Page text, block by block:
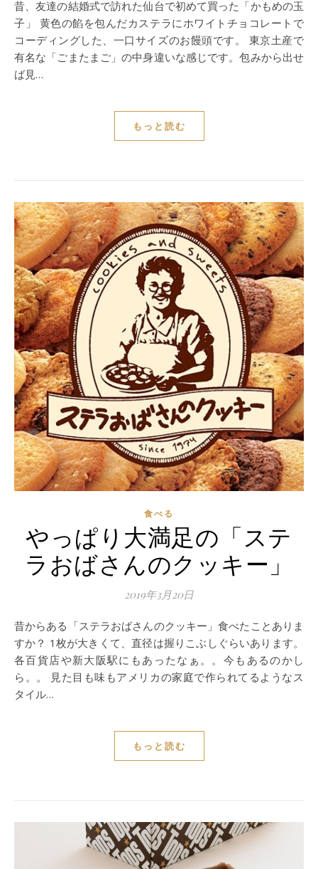
昔、友達の結婚式で訪れた仙台で初めて買った「かもめの玉
子」 黄色の餡を包んだカステラにホワイトチョコレートで
コーディングした、一口サイズのお饅頭です。 東京土産で
有名な「ごまたまご」の中身違いな感じです。包みから出せ
ば見…
もっと読む
食べる
やっぱり大満足の「ステ
ラおばさんのクッキー」
2019年3月20日
昔からある「ステラおばさんのクッキー」食べたことありま
すか？ 1枚が大きくて、直径は握りこぶしぐらいあります。
各百貨店や新大阪駅にもあったなぁ。。今もあるのかし
ら。。 見た目も味もアメリカの家庭で作られてるようなス
タイル…
もっと読む